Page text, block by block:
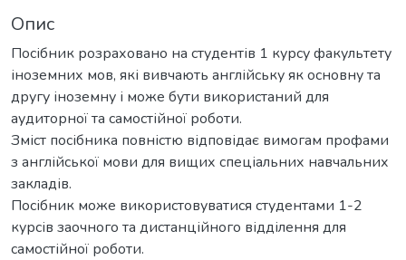
Опис
Посібник розраховано на студентів 1 курсу факультету
іноземних мов, які вивчають англійську як основну та
другу іноземну і може бути використаний для
аудиторної та самостійної роботи.
Зміст посібника повністю відповідає вимогам профами
з англійської мови для вищих спеціальних навчальних
закладів.
Посібник може використовуватися студентами 1-2
курсів заочного та дистанційного відділення для
самостійної роботи.